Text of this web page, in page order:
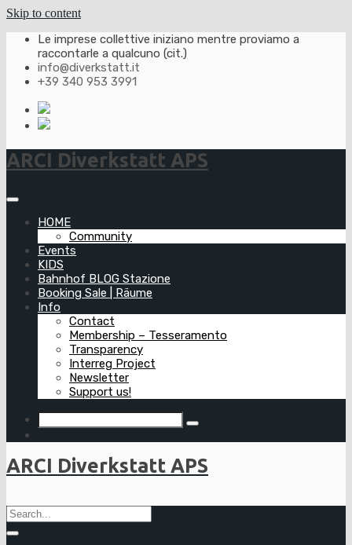
Skip to content
Le imprese collettive iniziano mentre proviamo a
raccontarle a qualcuno (cit.)
info@diverkstatt.it
+39 340 953 3991
ARCI Diverkstatt APS
HOME
Community
Events
KIDS
Bahnhof BLOG Stazione
Booking Sale | Räume
Info
Contact
Membership – Tesseramento
Transparency
Interreg Project
Newsletter
Support us!
ARCI Diverkstatt APS